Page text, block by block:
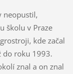
neopustil,
školu v Praze
kde začal
do roku 1993.
znal a on znal